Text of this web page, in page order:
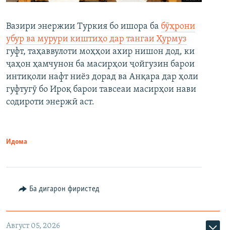
Вазири энержии Туркия бо ишора ба бӯҳрони
убур ва мурури киштиҳо дар тангаи Ҳурмуз
гуфт, таҳаввулоти моҳҳои ахир нишон дод, ки
ҷаҳон ҳамчунон ба масирҳои ҷойгузин барои
интиқоли нафт ниёз дорад ва Анқара дар ҳоли
гуфтугӯ бо Ироқ барои тавсеаи масирҳои нави
содироти энержӣ аст.
Идома
Ба дигарон фиристед
Август 05, 2026